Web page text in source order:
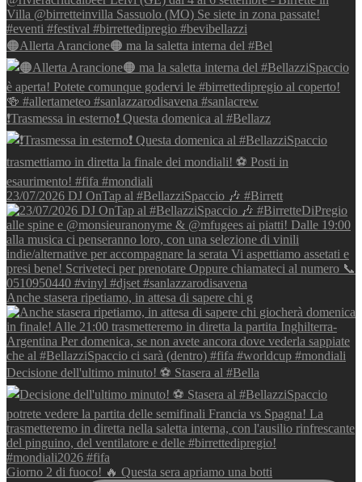
🟠Allerta Arancione🟠 ma la saletta interna del #Bel
❗Trasmessa in esterno❗ Questa domenica al #Bellazz
23/07/2026 DJ OnTap al #BellazziSpaccio 🎶 #Birrett
Anche stasera ripetiamo, in attesa di sapere chi g
Decisione dell'ultimo minuto! ⚽️ Stasera al #Bella
Giorno 2 di fuoco! 🔥 Questa sera apriamo una botti